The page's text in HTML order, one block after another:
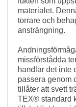
materialet.
torrare och
ansträngning.
missförstådda
handlar det inte
passera genom
tillåter att svett
TEX® standard